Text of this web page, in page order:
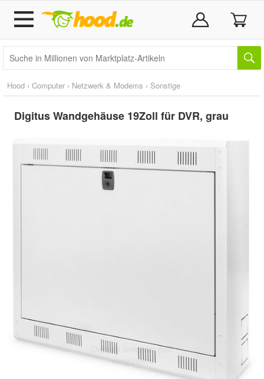
Hood › Computer › Netzwerk & Modems › Sonstige
Digitus Wandgehäuse 19Zoll für DVR, grau
Doppelt antippen zum
vergrößern